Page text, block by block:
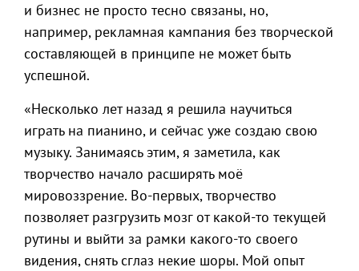
и бизнес не просто тесно связаны, но,
например, рекламная кампания без творческой
составляющей в принципе не может быть
успешной.
«Несколько лет назад я решила научиться
играть на пианино, и сейчас уже создаю свою
музыку. Занимаясь этим, я заметила, как
творчество начало расширять моё
мировоззрение. Во-первых, творчество
позволяет разгрузить мозг от какой-то текущей
рутины и выйти за рамки какого-то своего
видения, снять сглаз некие шоры. Мой опыт